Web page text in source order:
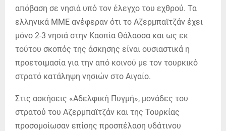
απόβαση σε νησιά υπό τον έλεγχο του εχθρού. Τα
ελληνικά ΜΜΕ ανέφεραν ότι το Αζερμπαϊτζάν έχει
μόνο 2-3 νησιά στην Κασπία Θάλασσα και ως εκ
τούτου σκοπός της άσκησης είναι ουσιαστικά η
προετοιμασία για την από κοινού με τον τουρκικό
στρατό κατάληψη νησιών στο Αιγαίο.
Στις ασκήσεις «Αδελφική Πυγμή», μονάδες του
στρατού του Αζερμπαϊτζάν και της Τουρκίας
προσομοίωσαν επίσης προσπέλαση υδάτινου